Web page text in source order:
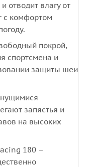
отводит влагу от
с комфортом
покрой,
спортсмена и
защиты шеи
запястья и
на высоких
180 –